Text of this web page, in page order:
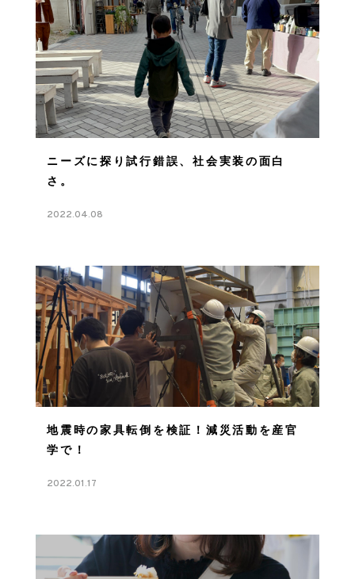
ニーズに探り試行錯誤、社会実装の面白
さ。
2022.04.08
地震時の家具転倒を検証！減災活動を産官
学で！
2022.01.17